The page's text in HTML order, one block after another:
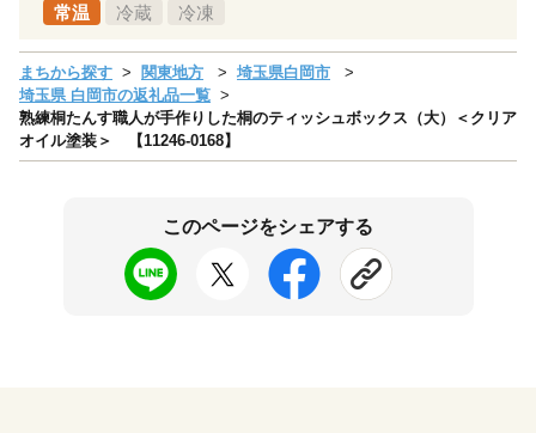
常温 冷蔵 冷凍
まちから探す 関東地方
埼玉県白岡市
埼玉県 白岡市の返礼品一覧
熟練桐たんす職人が手作りした桐のティッシュボックス（大）＜クリア
オイル塗装＞ 【11246-0168】
このページをシェアする